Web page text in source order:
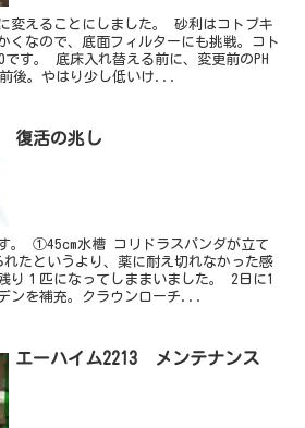
変えることにしました。 砂利はコトブキ
くなので、底面フィルターにも挑戦。コト
す。 底床入れ替える前に、変更前のPH
後。やはり少し低いけ...
復活の兆し
。 ①45cm水槽 コリドラスパンダが立て
たというより、薬に耐え切れなかった感
り１匹になってしままいました。 2日に1
ンを補充。クラウンローチ...
エーハイム2213 メンテナンス